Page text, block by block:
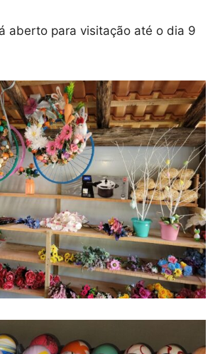
aberto para visitação até o dia 9